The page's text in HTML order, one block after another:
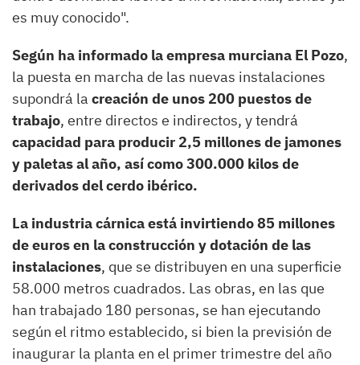
es muy conocido".
Según ha informado la empresa murciana El Pozo,
la puesta en marcha de las nuevas instalaciones
supondrá la creación de unos 200 puestos de
trabajo, entre directos e indirectos, y tendrá
capacidad para producir 2,5 millones de jamones
y paletas al año, así como 300.000 kilos de
derivados del cerdo ibérico.
La industria cárnica está invirtiendo 85 millones
de euros en la construcción y dotación de las
instalaciones, que se distribuyen en una superficie
58.000 metros cuadrados. Las obras, en las que
han trabajado 180 personas, se han ejecutando
según el ritmo establecido, si bien la previsión de
inaugurar la planta en el primer trimestre del año